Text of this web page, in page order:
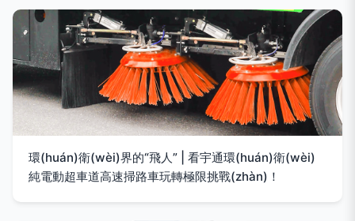
環(huán)衛(wèi)界的“飛人” | 看宇通環(huán)衛(wèi)
純電動超車道高速掃路車玩轉極限挑戰(zhàn)！